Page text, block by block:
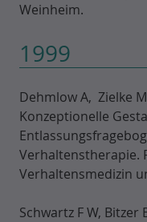
Weinheim.
1999
Dehmlow A, Zielke
Konzeptionelle
Verhaltenstherapie.
Verhaltensmedizin
Schwartz F W,